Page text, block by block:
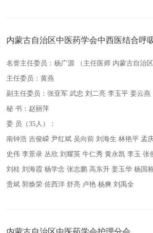
内蒙古自治区中医药学会中西医结合呼
名誉主任委员：杨广源 （主任医师 内蒙古自治区
主任委员：黄燕
副主任委员：张亚军 武忠 刘二亮 李玉平 姜云燕
秘 书：赵丽萍
委 员（35人）：
南钟浩 吉俊嵘 尹红斌 吴向前 刘海生 林艳平 孟
史伟 李景录 丛欣 刘耀英 牛仁秀 黄永凯 李玉 张
刘桂 刘海霞 杨学念 张志鹏 高东升 姜玉华 杨国
贵斌 郭焕荣 佐西洋 舒亮 卢艳 杨爽 刘禹全